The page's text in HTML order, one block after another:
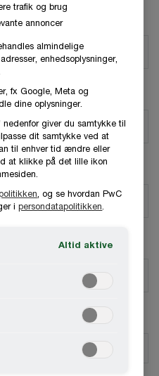
trafik og brug
annoncer
almindelige
enhedsoplysninger,
fx Google, Meta og
dine oplysninger.
nedenfor giver du samtykke til
dit samtykke ved at
til enhver tid ændre eller
at klikke på det lille ikon
, og se hvordan PwC
ipersondatapolitikken
Altid aktive